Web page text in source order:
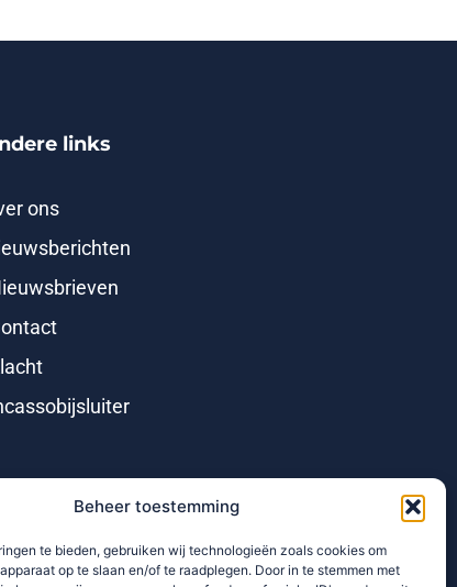
Beheer toestemming
te bieden, gebruiken wij technologieën zoals cookies om
op te slaan en/of te raadplegen. Door in te stemmen met
links
ons